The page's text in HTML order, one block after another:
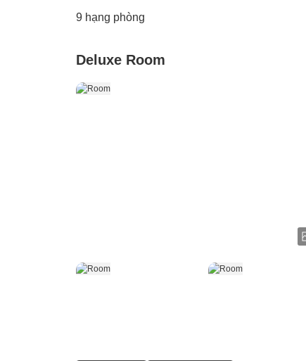
9 hạng phòng
Deluxe Room